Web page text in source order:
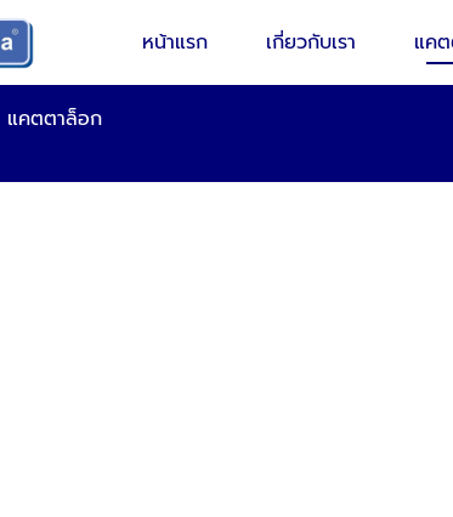
หน้าแรก เกี่ยวกับเรา แค
แคตตาล็อก